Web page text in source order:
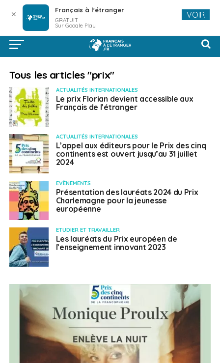
Tous les articles "prix"
ACTUALITÉS INTERNATIONALES
Le prix Florian devient accessible aux
Français de l’étranger
ACTUALITÉS INTERNATIONALES
L’appel aux éditeurs pour le Prix des cinq
continents est ouvert jusqu’au 31 juillet
2024
EVÈNEMENTS
Présentation des lauréats 2024 du Prix
Charlemagne pour la jeunesse
européenne
ETUDIER ET TRAVAILLER
Les lauréats du Prix européen de
l’enseignement innovant 2023
✕ Français à l'étranger
GRATUIT
Sur Google Play
VOIR